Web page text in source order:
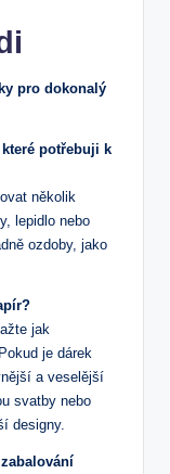
pro dokonalý
potřebuji k
několik
lepidlo nebo
ozdoby, jako
jak
je dárek
a veselější
svatby nebo
designy.